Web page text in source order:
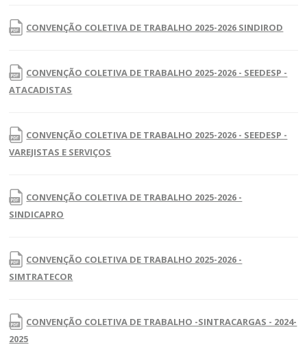
CONVENÇÃO COLETIVA DE TRABALHO 2025-2026 SINDIROD
CONVENÇÃO COLETIVA DE TRABALHO 2025-2026 - SEEDESP -
ATACADISTAS
CONVENÇÃO COLETIVA DE TRABALHO 2025-2026 - SEEDESP -
VAREJISTAS E SERVIÇOS
CONVENÇÃO COLETIVA DE TRABALHO 2025-2026 -
SINDICAPRO
CONVENÇÃO COLETIVA DE TRABALHO 2025-2026 -
SIMTRATECOR
CONVENÇÃO COLETIVA DE TRABALHO -SINTRACARGAS - 2024-
2025